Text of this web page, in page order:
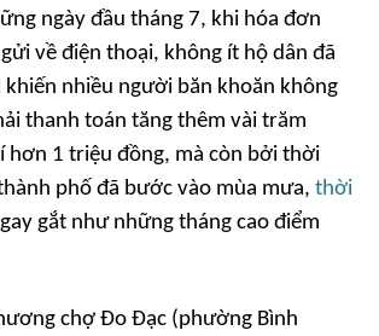
ngày đầu tháng 7, khi hóa đơn
về điện thoại, không ít hộ dân đã
nhiều người băn khoăn không
thanh toán tăng thêm vài trăm
hơn 1 triệu đồng, mà còn bởi thời
phố đã bước vào mùa mưa, thời
gắt như những tháng cao điểm
chợ Đo Đạc (phường Bình